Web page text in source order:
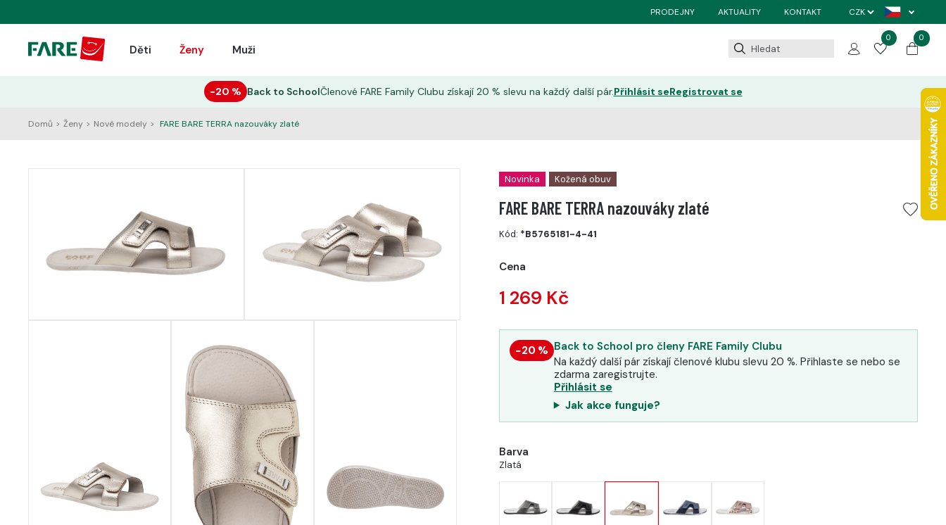
PRODEJNY AKTUALITY KONTAKT
Děti Ženy Muži
0 0
−20 % Back to SchoolČlenové FARE Family Clubu získají 20 % slevu na každý další pár.Přihlásit seRegistrovat se
Domů > Ženy > Nové modely > FARE BARE TERRA nazouváky zlaté
Novinka Kožená obuv
FARE BARE TERRA nazouváky zlaté
Kód: *B5765181-4-41
Cena
1 269 Kč
−20 % Back to School pro členy FARE Family Clubu
Na každý další pár získají členové klubu slevu 20 %. Přihlaste se nebo se
zdarma zaregistrujte.
Přihlásit se
Jak akce funguje?
Barva
Zlatá